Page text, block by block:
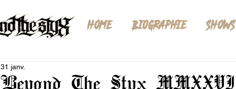
HOME BIOGRAPHIE SHOWS
31 janv.